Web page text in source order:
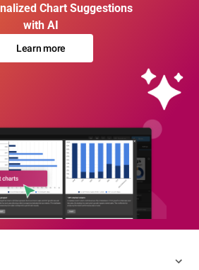
Chart Suggestions
with AI
Learn more